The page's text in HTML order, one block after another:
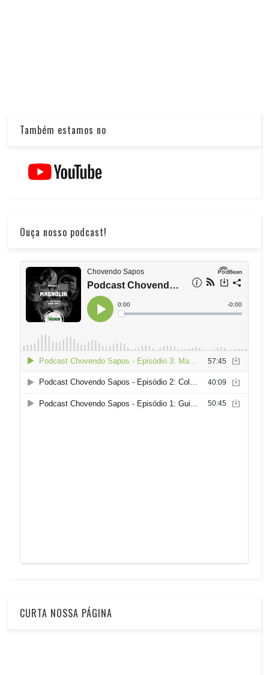
Também estamos no
Ouça nosso podcast!
CURTA NOSSA PÁGINA